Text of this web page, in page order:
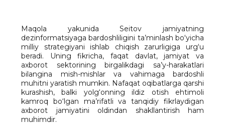
Maqola yakunida Seitov jamiyatning
dezinformatsiyaga bardoshliligini ta’minlash bo‘yicha
milliy strategiyani ishlab chiqish zarurligiga urg‘u
beradi. Uning fikricha, faqat davlat, jamiyat va
axborot sektorining birgalikdagi sa’y-harakatlari
bilangina mish-mishlar va vahimaga bardoshli
muhitni yaratish mumkin. Nafaqat oqibatlarga qarshi
kurashish, balki yolg‘onning ildiz otish ehtimoli
kamroq bo‘lgan ma’rifatli va tanqidiy fikrlaydigan
axborot jamiyatini oldindan shakllantirish ham
muhimdir.